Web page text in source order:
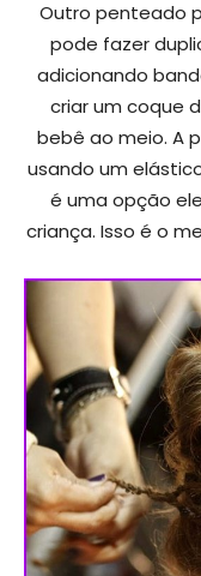
Outro penteado
pode fazer
adicionando
criar um coque
bebê ao meio. A
usando um
é uma opção
criança. Isso é o